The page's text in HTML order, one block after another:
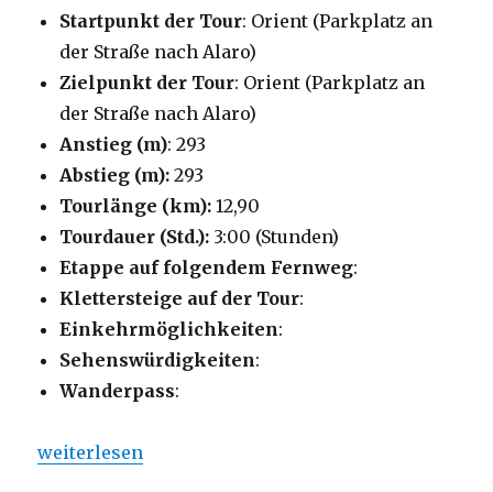
Startpunkt der Tour: Orient (Parkplatz an
der Straße nach Alaro)
Zielpunkt der Tour: Orient (Parkplatz an
der Straße nach Alaro)
Anstieg (m): 293
Abstieg (m): 293
Tourlänge (km):12,90
Tourdauer (Std.): 3:00 (Stunden)
Etappe auf folgendem Fernweg:
Klettersteige auf der Tour:
Einkehrmöglichkeiten:
Sehenswürdigkeiten:
Wanderpass:
„Festungsberg vor Alaro – Eine Rundwanderung“
weiterlesen